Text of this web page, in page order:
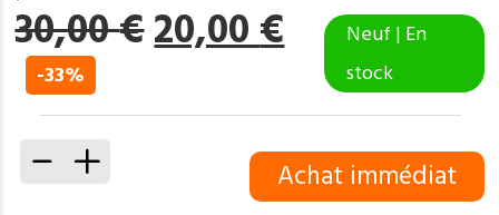
30,00€Le
initial
était :
30,00 €.
20,00€Le
prix
actuel
est :
20,00 €.
-33%
Neuf | En
stock
quantité
Achat immédiat